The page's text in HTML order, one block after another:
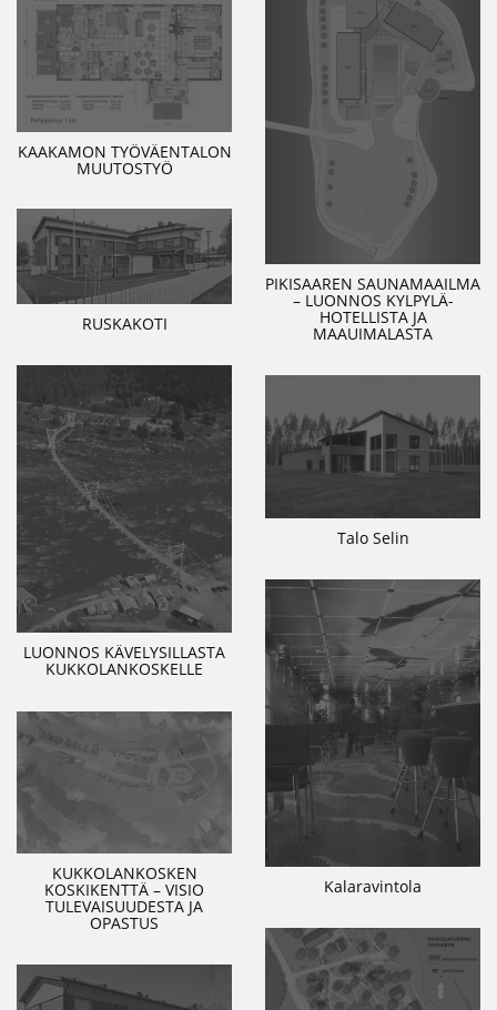
PIKISAAREN SAUNAMAAILMA
– LUONNOS KYLPYLÄ-
HOTELLISTA JA
MAAUIMALASTA
KAAKAMON TYÖVÄENTALON
MUUTOSTYÖ
RUSKAKOTI
LUONNOS KÄVELYSILLASTA
KUKKOLANKOSKELLE
Talo Selin
Kalaravintola
KUKKOLANKOSKEN
KOSKIKENTTÄ – VISIO
TULEVAISUUDESTA JA
OPASTUS